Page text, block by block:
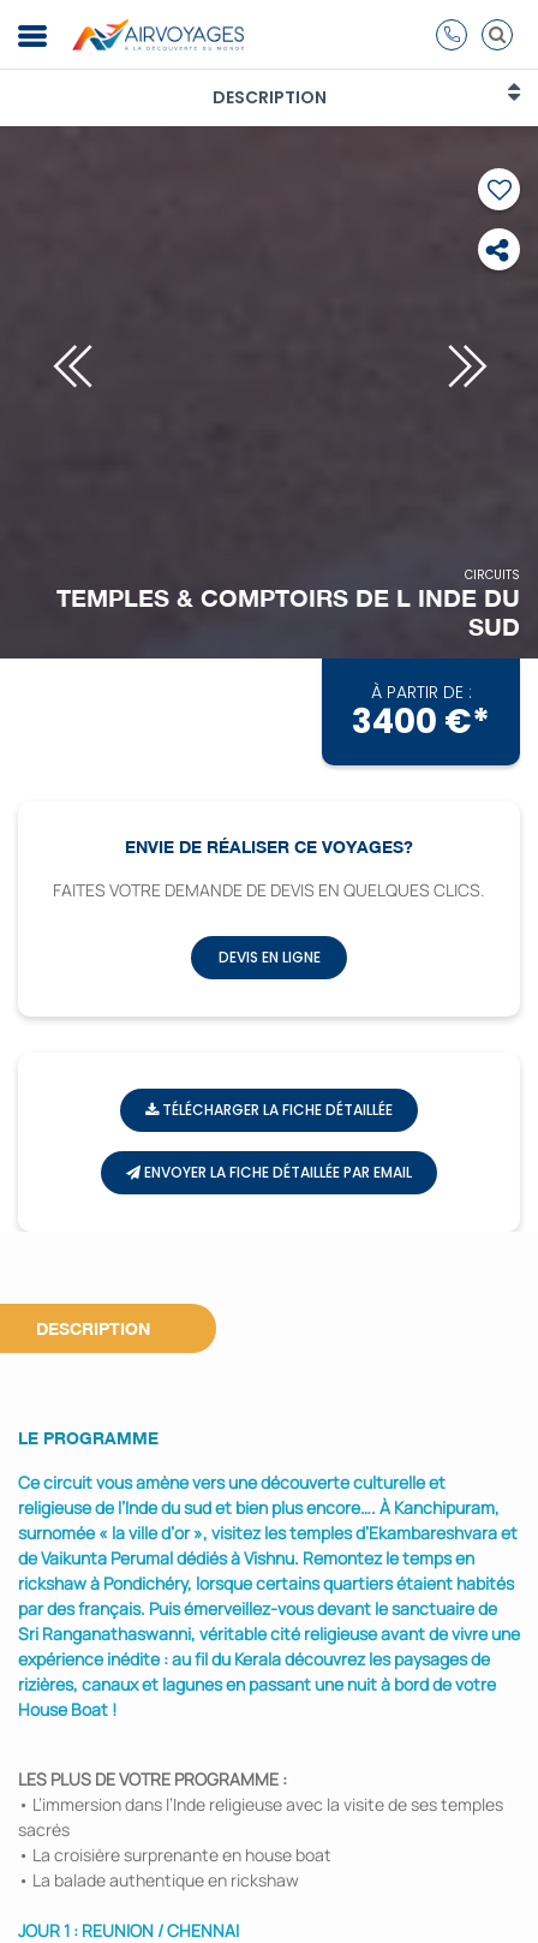
DESCRIPTION
CIRCUITS
TEMPLES & COMPTOIRS DE L INDE DU
SUD
À PARTIR DE :
3400 €*
ENVIE DE RÉALISER CE VOYAGES?
FAITES VOTRE DEMANDE DE DEVIS EN QUELQUES CLICS.
DEVIS EN LIGNE
TÉLÉCHARGER LA FICHE DÉTAILLÉE
ENVOYER LA FICHE DÉTAILLÉE PAR EMAIL
DESCRIPTION
LE PROGRAMME
Ce circuit vous amène vers une découverte culturelle et
religieuse de l’Inde du sud et bien plus encore…. À Kanchipuram,
surnomée « la ville d’or », visitez les temples d’Ekambareshvara et
de Vaikunta Perumal dédiés à Vishnu. Remontez le temps en
rickshaw à Pondichéry, lorsque certains quartiers étaient habités
par des français. Puis émerveillez-vous devant le sanctuaire de
Sri Ranganathaswanni, véritable cité religieuse avant de vivre une
expérience inédite : au fil du Kerala découvrez les paysages de
rizières, canaux et lagunes en passant une nuit à bord de votre
House Boat !
LES PLUS DE VOTRE PROGRAMME :
• L’immersion dans l’Inde religieuse avec la visite de ses temples
sacrés
• La croisière surprenante en house boat
• La balade authentique en rickshaw
JOUR 1 : REUNION / CHENNAI